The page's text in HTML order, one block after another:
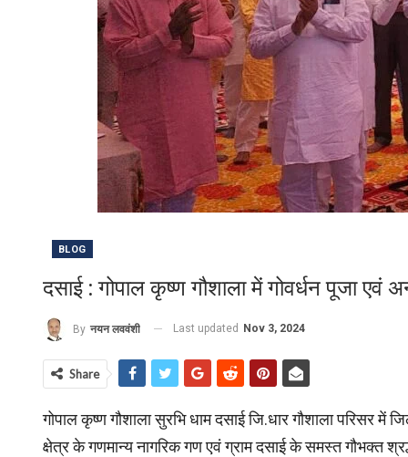
BLOG
दसाई : गोपाल कृष्ण गौशाला में गोवर्धन पूजा
By नयन लववंशी Last updated Nov 3, 2024
Share
गोपाल कृष्ण गौशाला सुरभि धाम दसाई जि.धार गौशाला परिसर में
क्षेत्र के गणमान्य नागरिक गण एवं ग्राम दसाई के समस्त गौभक्त